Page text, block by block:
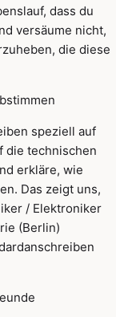
dass du
versäume nicht,
die diese
speziell auf
die technischen
erkläre, wie
Das zeigt uns,
/ Elektroniker
(Berlin)